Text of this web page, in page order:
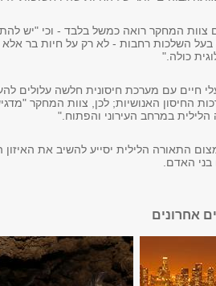
צוות המחקר רואה כמשל בלבד - וכי "יש
בעל השלכות רחבות - לא רק על חיות בר
כולה."
חיים עם מערכת חיסונית חלשה עלולים
החיסון האנושיות; לכן, צוות המחקר
במרחב העירוני והפתוח."
התאורה הלילית יסייע להשיב את
בני האדם.
אחרונים